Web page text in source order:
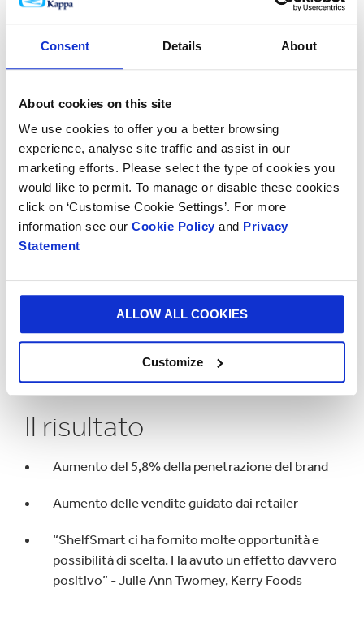
Consent Details About
About cookies on this site
We use cookies to offer you a better browsing
experience, analyse site traffic and assist in our
marketing efforts. Please select the type of cookies you
would like to permit. To manage or disable these cookies
click on ‘Customise Cookie Settings’. For more
information see our Cookie Policy and Privacy
Statement
ALLOW ALL COOKIES
Customize
testata con Eye See
Nella composizione abbiamo sostituito il test
con il kraftliner per migliorarne l’esperienza di
l’impilamento e la pallettizzazione – l’imballo ha
superato tutte le prove più severe per le line sia
automatiche che manuali
Il risultato
Aumento del 5,8% della penetrazione del brand
Aumento delle vendite guidato dai retailer
“ShelfSmart ci ha fornito molte opportunità e
possibilità di scelta. Ha avuto un effetto davvero
positivo” - Julie Ann Twomey, Kerry Foods